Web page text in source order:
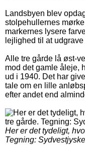
Landsbyen blev
stolpehullernes
markernes lysere
lejlighed til at
Alle tre gårde lå øst-
mod det gamle åleje,
ud i 1940. Det har
tale om en lille
efter andet end
Her er det tydeligt,
Tegning: